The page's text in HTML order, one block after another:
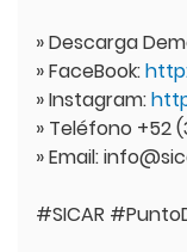
» Descarga
» FaceBook:
» Instagram:
» Teléfono +52
» Email:
#SICAR